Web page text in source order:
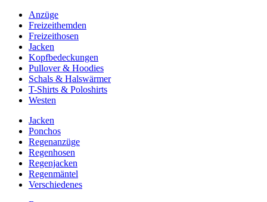
Anzüge
Freizeithemden
Freizeithosen
Jacken
Kopfbedeckungen
Pullover & Hoodies
Schals & Halswärmer
T-Shirts & Poloshirts
Westen
Jacken
Ponchos
Regenanzüge
Regenhosen
Regenjacken
Regenmäntel
Verschiedenes